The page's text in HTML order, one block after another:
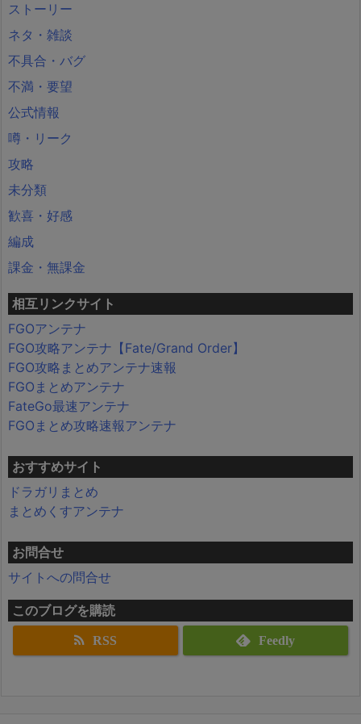
ストーリー
ネタ・雑談
不具合・バグ
不満・要望
公式情報
噂・リーク
攻略
未分類
歓喜・好感
編成
課金・無課金
相互リンクサイト
FGOアンテナ
FGO攻略アンテナ【Fate/Grand Order】
FGO攻略まとめアンテナ速報
FGOまとめアンテナ
FateGo最速アンテナ
FGOまとめ攻略速報アンテナ
おすすめサイト
ドラガリまとめ
まとめくすアンテナ
お問合せ
サイトへの問合せ
このブログを購読
RSS Feedly